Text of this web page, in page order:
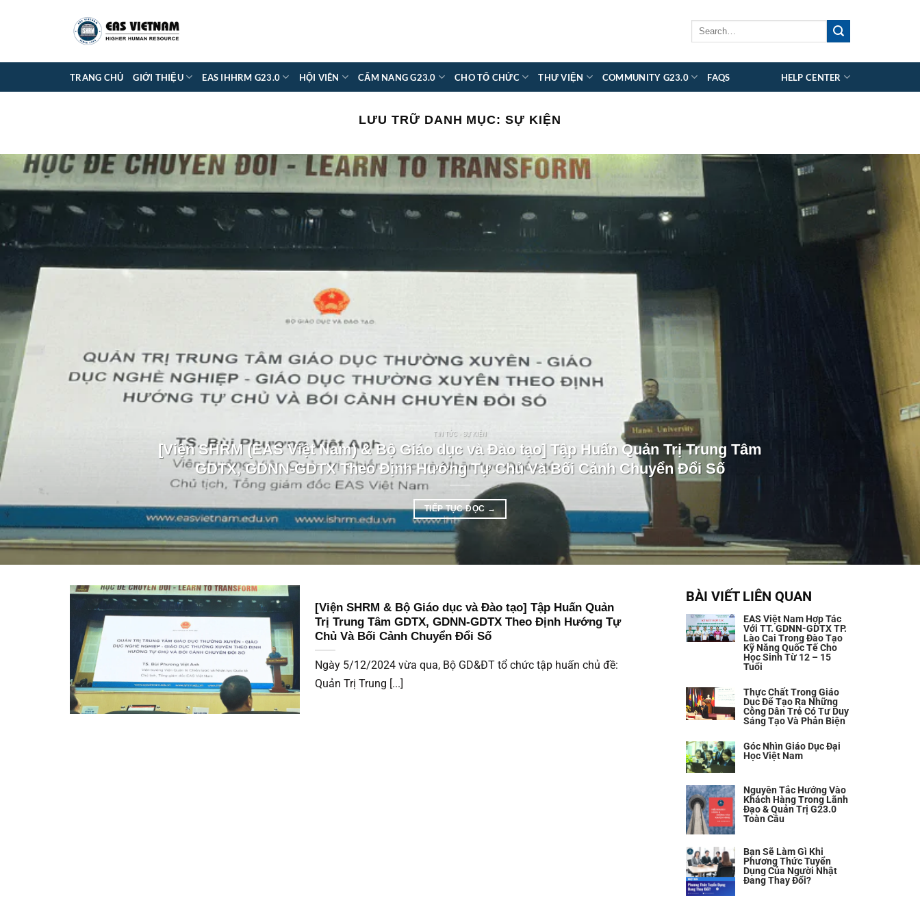
TRANG CHỦ GIỚI THIỆU EAS IHHRM G23.0 HỘI VIÊN CẨM NANG G23.0 CHO TỔ CHỨC THƯ VIỆN COMMUNITY G23.0 FAQS HELP CENTER
LƯU TRỮ DANH MỤC:SỰ KIỆN
TIN TỨC - SỰ KIỆN
[Viện SHRM (EAS Việt Nam) & Bộ Giáo dục và Đào tạo] Tập Huấn Quản Trị Trung Tâm
GDTX, GDNN-GDTX Theo Định Hướng Tự Chủ Và Bối Cảnh Chuyển Đổi Số
TIẾP TỤC ĐỌC →
[Viện SHRM & Bộ Giáo dục và Đào tạo] Tập Huấn Quản
Trị Trung Tâm GDTX, GDNN-GDTX Theo Định Hướng Tự
Chủ Và Bối Cảnh Chuyển Đổi Số
Ngày 5/12/2024 vừa qua, Bộ GD&ĐT tổ chức tập huấn chủ đề:
Quản Trị Trung [...]
BÀI VIẾT LIÊN QUAN
EAS Việt Nam Hợp Tác
Với TT. GDNN-GDTX TP.
Lào Cai Trong Đào Tạo
Kỹ Năng Quốc Tế Cho
Học Sinh Từ 12 – 15
Tuổi
Thực Chất Trong Giáo
Dục Để Tạo Ra Những
Công Dân Trẻ Có Tư Duy
Sáng Tạo Và Phản Biện
Góc Nhìn Giáo Dục Đại
Học Việt Nam
Nguyên Tắc Hướng Vào
Khách Hàng Trong Lãnh
Đạo & Quản Trị G23.0
Toàn Cầu
Bạn Sẽ Làm Gì Khi
Phương Thức Tuyển
Dụng Của Người Nhật
Đang Thay Đổi?